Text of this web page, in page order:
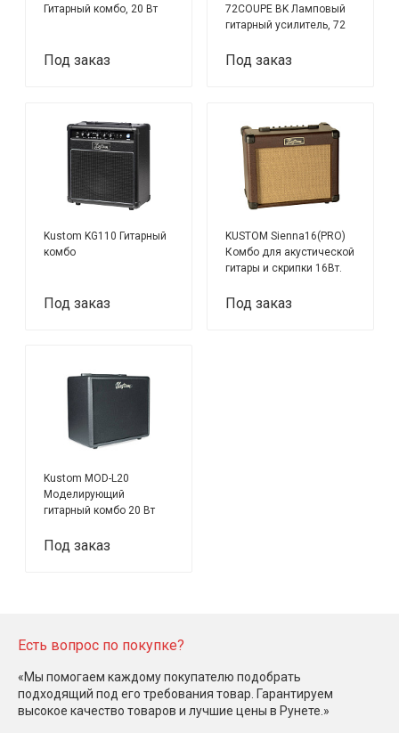
Гитарный комбо, 20 Вт
Под заказ
72COUPE BK Ламповый
гитарный усилитель, 72
Под заказ
Kustom KG110 Гитарный
комбо
Под заказ
KUSTOM Sienna16(PRO)
Комбо для акустической
гитары и скрипки 16Вт.
Под заказ
Kustom MOD-L20
Моделирующий
гитарный комбо 20 Вт
Под заказ
Есть вопрос по покупке?
«Мы помогаем каждому покупателю подобрать
подходящий под его требования товар. Гарантируем
высокое качество товаров и лучшие цены в Рунете.»